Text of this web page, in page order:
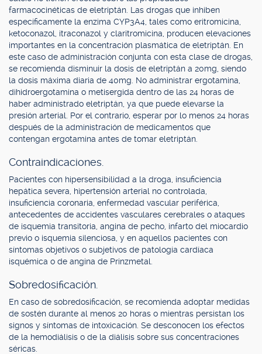
farmacocinéticas de eletriptán. Las drogas que inhiben
específicamente la enzima CYP3A4, tales como eritromicina,
ketoconazol, itraconazol y claritromicina, producen elevaciones
importantes en la concentración plasmática de eletriptán. En
este caso de administración conjunta con esta clase de drogas,
se recomienda disminuir la dosis de eletriptán a 20mg, siendo
la dosis máxima diaria de 40mg. No administrar ergotamina,
dihidroergotamina o metisergida dentro de las 24 horas de
haber administrado eletriptán, ya que puede elevarse la
presión arterial. Por el contrario, esperar por lo menos 24 horas
después de la administración de medicamentos que
contengan ergotamina antes de tomar eletriptán.
Contraindicaciones.
Pacientes con hipersensibilidad a la droga, insuficiencia
hepática severa, hipertensión arterial no controlada,
insuficiencia coronaria, enfermedad vascular periférica,
antecedentes de accidentes vasculares cerebrales o ataques
de isquemia transitoria, angina de pecho, infarto del miocardio
previo o isquemia silenciosa, y en aquellos pacientes con
síntomas objetivos o subjetivos de patología cardíaca
isquémica o de angina de Prinzmetal.
Sobredosificación.
En caso de sobredosificación, se recomienda adoptar medidas
de sostén durante al menos 20 horas o mientras persistan los
signos y síntomas de intoxicación. Se desconocen los efectos
de la hemodiálisis o de la diálisis sobre sus concentraciones
séricas.